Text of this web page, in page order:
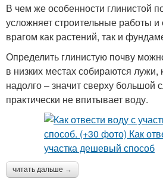
В чем же особенности глинистой
усложняет строительные работы и
врагом как растений, так и
Определить глинистую почву
в низких местах собираются лужи,
надолго – значит сверху большой
практически не впитывает воду.
читать дальше →